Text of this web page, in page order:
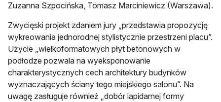
Zuzanna Szpocińska, Tomasz Marciniewicz (Warszawa).
Zwycięski projekt zdaniem jury „przedstawia propozycję
wykreowania jednorodnej stylistycznie przestrzeni placu”.
Użycie „wielkoformatowych płyt betonowych w
podłodze pozwala na wyeksponowanie
charakterystycznych cech architektury budynków
wyznaczających ściany tego miejskiego salonu”. Na
uwagę zasługuje również „dobór lapidarnej formy